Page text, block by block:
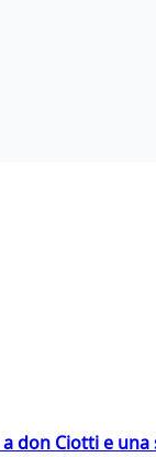
don Ciotti e